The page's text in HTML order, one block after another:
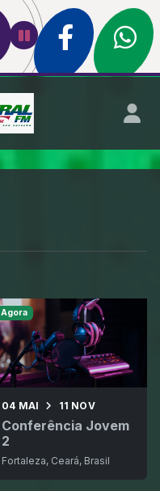
04 MAI 11 NOV
Conferência Jovem
2
Fortaleza, Ceará, Brasil
Agora